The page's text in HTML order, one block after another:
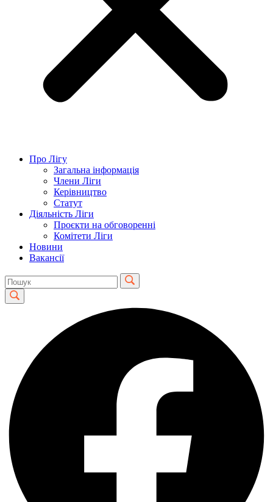
Про Лігу
Загальна інформація
Члени Ліги
Керівництво
Статут
Діяльність Ліги
Проєкти на обговоренні
Комітети Ліги
Новини
Вакансії